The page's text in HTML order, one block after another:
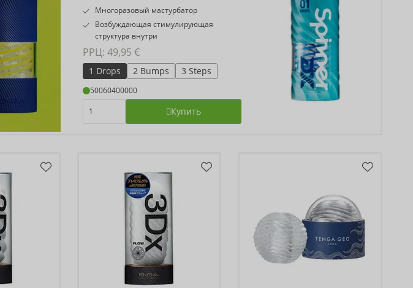
Многоразовый мастурбатор
Возбуждающая стимулирующая
структура внутри
РРЦ: 49,95 €
1 Drops 2 Bumps 3 Steps
50060400000
Купить